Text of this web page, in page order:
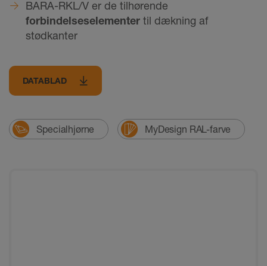
BARA-RKL/V er de tilhørende
forbindelseselementer til dækning af
stødkanter
DATABLAD
Specialhjørne MyDesign RAL-farve